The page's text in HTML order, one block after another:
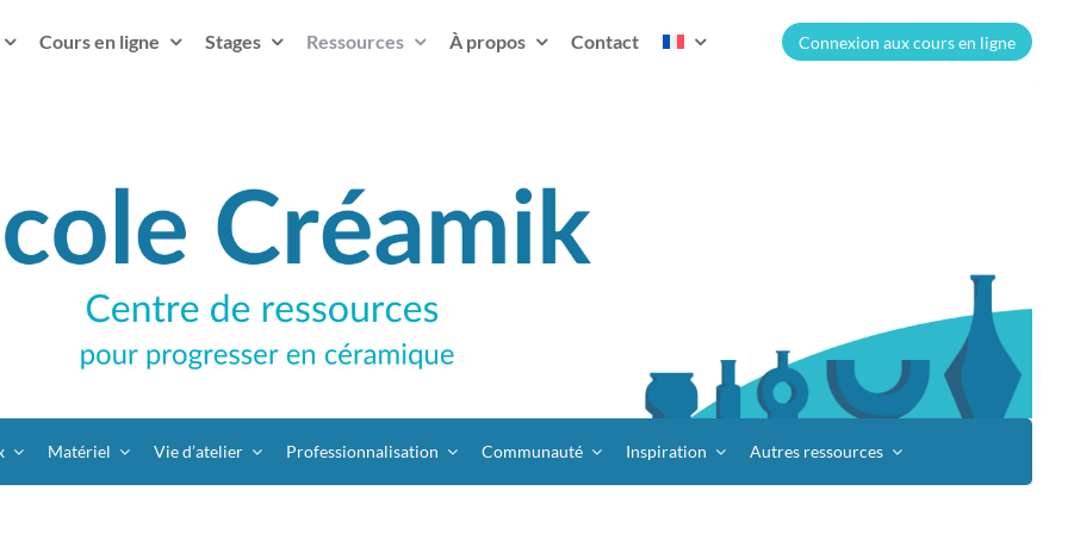
Cours en ligne Stages Ressources À propos Contact Connexion aux cours en ligne
Matériel Vie d’atelier Professionnalisation Communauté Inspiration Autres ressources